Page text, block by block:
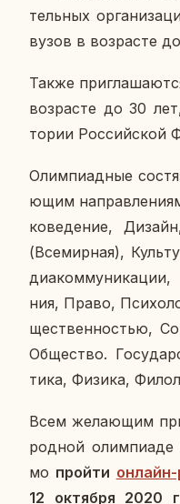
тель­ных
вузов в воз­расте
Также
воз­расте до 30
то­рии Рос­сий­ской
Олим­пи­ад­ные
ю­щим
ко­ве­де­ние,
(Все­мир­ная),
ния, Право,
ще­ствен­но­стью,
Об­ще­ство.
ти­ка, Физика,
Всем же­ла­ю­щим
род­ной
мо пройти
12 ок­тяб­ря 2020